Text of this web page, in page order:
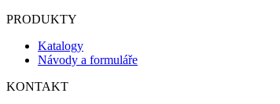
PRODUKTY
Katalogy
Návody a formuláře
KONTAKT